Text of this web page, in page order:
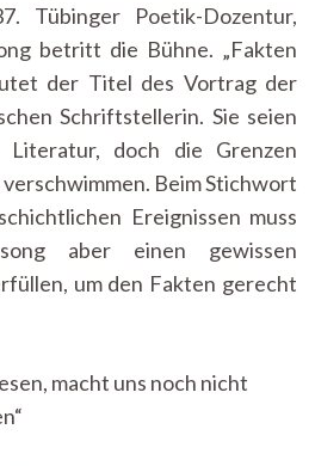
Tübinger Poetik-Dozentur,
betritt die Bühne. „Fakten
der Titel des Vortrag der
Schriftstellerin. Sie seien
doch die Grenzen
Beim Stichwort
Ereignissen muss
aber einen gewissen
um den Fakten gerecht
macht uns noch nicht